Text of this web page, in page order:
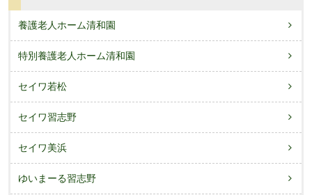
養護老人ホーム清和園
特別養護老人ホーム清和園
セイワ若松
セイワ習志野
セイワ美浜
ゆいまーる習志野